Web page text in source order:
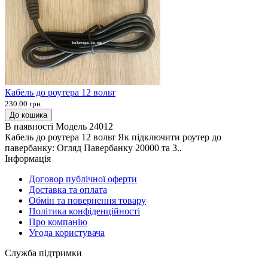
Кабель до роутера 12 вольт
230.00 грн.
До кошика
В наявності Модель 24012
Кабель до роутера 12 вольт Як підключити роутер до
павербанку: Огляд Павербанку 20000 та 3..
Інформація
Договор публічної оферти
Доставка та оплата
Обмін та повернення товару
Політика конфіденційності
Про компанію
Угода користувача
Служба підтримки